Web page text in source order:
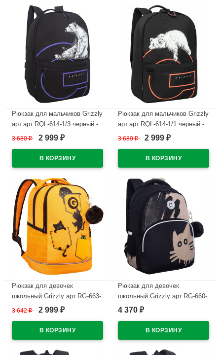
Рюкзак для мальчиков Grizzly
арт.арт.RQL-614-1/3 черный -
фиолетовый 30х43х14 см
3 680₽ 2 999 ₽
Рюкзак для мальчиков Grizzly
арт.арт.RQL-614-1/1 черный -
рыжий 30х43х14 см
3 680₽ 2 999 ₽
Рюкзак для девочек
школьный Grizzly арт.RG-663-
2/3 желтый 28х38х18 см
3 642₽ 2 999 ₽
Рюкзак для девочек
школьный Grizzly арт.RG-660-
1/1 черный - бежевый
4 370 ₽